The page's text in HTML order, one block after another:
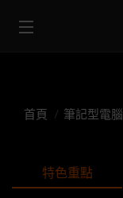
首頁 筆記型電腦
特色重點